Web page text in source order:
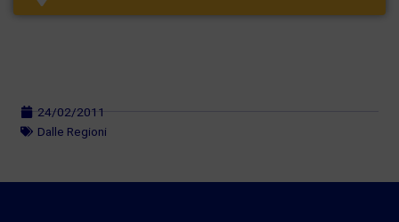
24/02/2011
Dalle Regioni